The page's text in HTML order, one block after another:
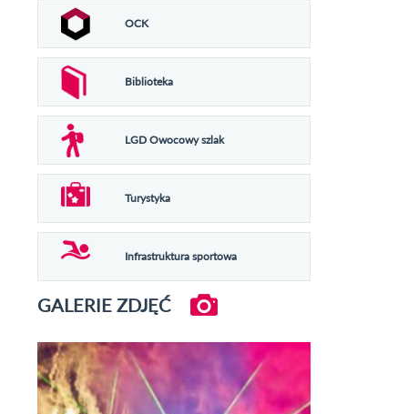
OCK
Biblioteka
LGD Owocowy szlak
Turystyka
Infrastruktura sportowa
GALERIE ZDJĘĆ